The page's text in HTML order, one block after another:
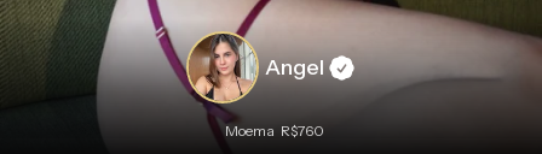
Angel
Moema R$760